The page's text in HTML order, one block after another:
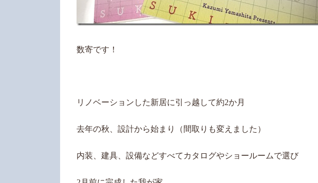
数寄です！
リノベーションした新居に引っ越して約2か月
去年の秋、設計から始まり（間取りも変えました）
内装、建具、設備などすべてカタログやショールームで選び